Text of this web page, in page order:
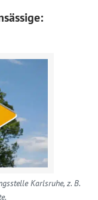
Karlsruhe, z. B.